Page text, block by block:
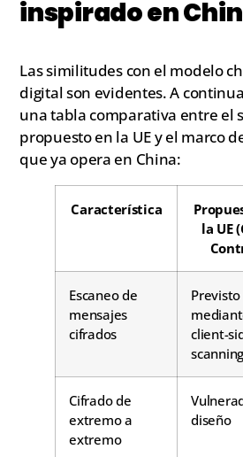
inspirado en
Las similitudes con el modelo
digital son evidentes. A
una tabla comparativa entre el
propuesto en la UE y el marco
que ya opera en China:
Característica
la UE
Escaneo de
mensajes
cifrados
Previsto
client-
scanning
Cifrado de
extremo a
extremo
diseño